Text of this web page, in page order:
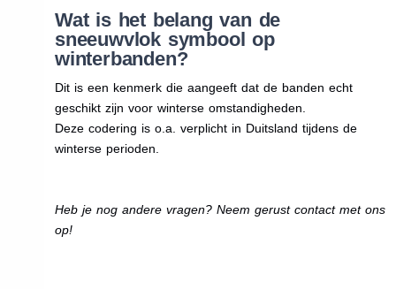
Wat is het belang van de
sneeuwvlok symbool op
winterbanden?
Dit is een kenmerk die aangeeft dat de banden echt
geschikt zijn voor winterse omstandigheden.
Deze codering is o.a. verplicht in Duitsland tijdens de
winterse perioden.
Heb je nog andere vragen? Neem gerust contact met ons
op!